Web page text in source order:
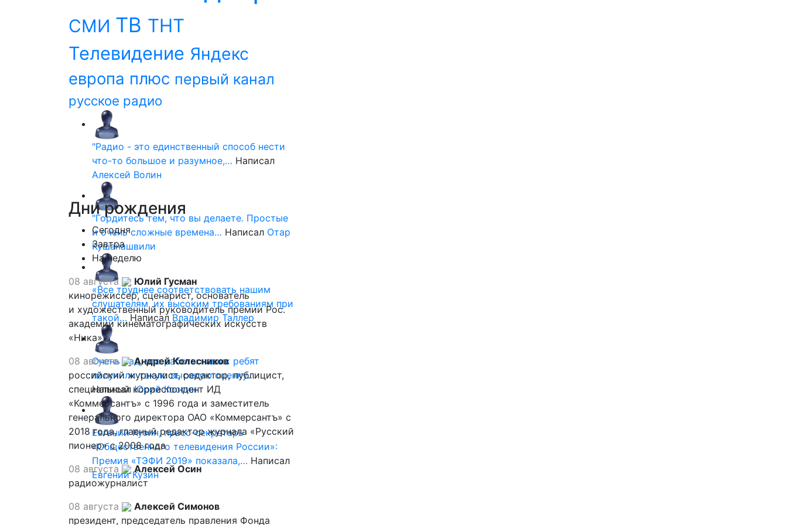
СМИ ТВ ТНТ
Телевидение Яндекс
европа плюс первый канал
русское радио
"Радио - это единственный способ нести
что-то большое и разумное,… Написал
Алексей Волин
"Гордитесь тем, что вы делаете. Простые
и очень сложные времена… Написал Отар
Кушанашвили
«Все труднее соответствовать нашим
слушателям, их высоким требованиям при
такой… Написал Владимир Таллер
Очень рад, что работы наших ребят
получили такую высокую оценку…
НаписалЮрий Костин
Евгений Кузин, пресс-секретарь
«Общественного телевидения России»:
Премия «ТЭФИ 2019» показала,… Написал
Евгений Кузин
Днирождения
Сегодня
Завтра
На неделю
08 августа
Юлий Гусман
кинорежиссер, сценарист, основатель
и художественный руководитель премии Рос.
академии кинематографических искусств
«Ника»
08 августа
Андрей Колесников
российский журналист, редактор, публицист,
специальный корреспондент ИД
«Коммерсантъ» с 1996 года и заместитель
генерального директора ОАО «Коммерсантъ» с
2018 года, главный редактор журнала «Русский
пионер» с 2008 года
08 августа
Алексей Осин
радиожурналист
08 августа
Алексей Симонов
президент, председатель правления Фонда